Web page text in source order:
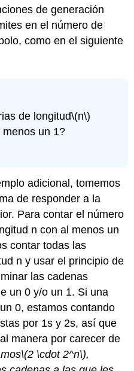
de generación
en el número de
como en el siguiente
de longitud\(n\)
un 1?
adicional, tomemos
de responder a la
Para contar el número
n con al menos un
contar todas las
n y usar el principio de
las cadenas
un 0 y/o un 1. Si una
0, estamos contando
por 1s y 2s, así que
manera por carecer de
\(2 \cdot 2^n\),